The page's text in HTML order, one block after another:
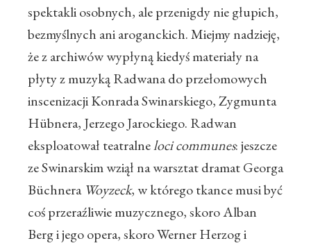
spektakli osobnych, ale przenigdy nie głupich,
bezmyślnych ani aroganckich. Miejmy nadzieję,
że z archiwów wypłyną kiedyś materiały na
płyty z muzyką Radwana do przełomowych
inscenizacji Konrada Swinarskiego, Zygmunta
Hübnera, Jerzego Jarockiego. Radwan
eksploatował teatralneloci communes: jeszcze
ze Swinarskim wziął na warsztat dramat Georga
Büchnera Woyzeck, w którego tkance musi być
coś przeraźliwie muzycznego, skoro Alban
Berg i jego opera, skoro Werner Herzog i